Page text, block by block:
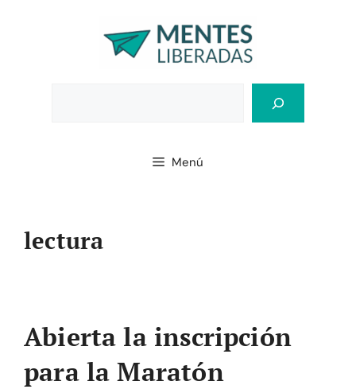
Menú
lectura
Abierta la inscripción
para la Maratón